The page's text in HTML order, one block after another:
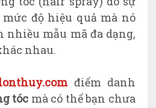
độ hiệu quả mà nó
nhiều mẫu mã đa dạng,
nhau.
điểm danh
tóc mà có thể bạn chưa